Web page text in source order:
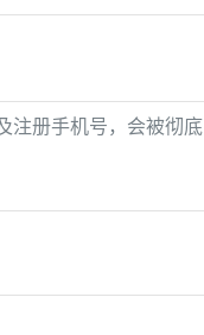
注册手机号，会被彻底